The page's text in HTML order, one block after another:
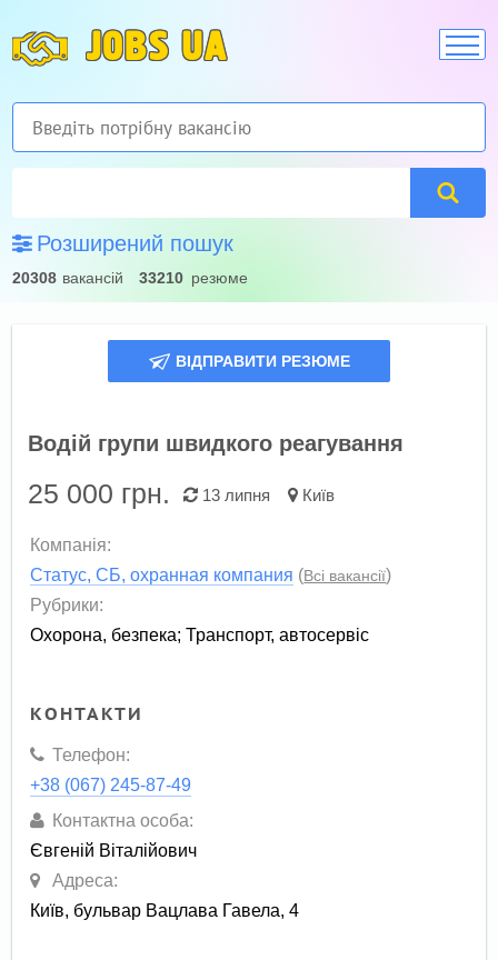
JOBS UA
Розширений пошук
20308 вакансій 33210 резюме
ВІДПРАВИТИ РЕЗЮМЕ
Водій групи швидкого реагування
25 000 грн. 13 липня Київ
Компанія:
Статус, СБ, охранная компания (Всі вакансії)
Рубрики:
Охорона, безпека;Транспорт, автосервіс
КОНТАКТИ
Телефон:
+38 (067) 245-87-49
Контактна особа:
Євгеній Віталійович
Адреса:
Київ, бульвар Вацлава Гавела, 4